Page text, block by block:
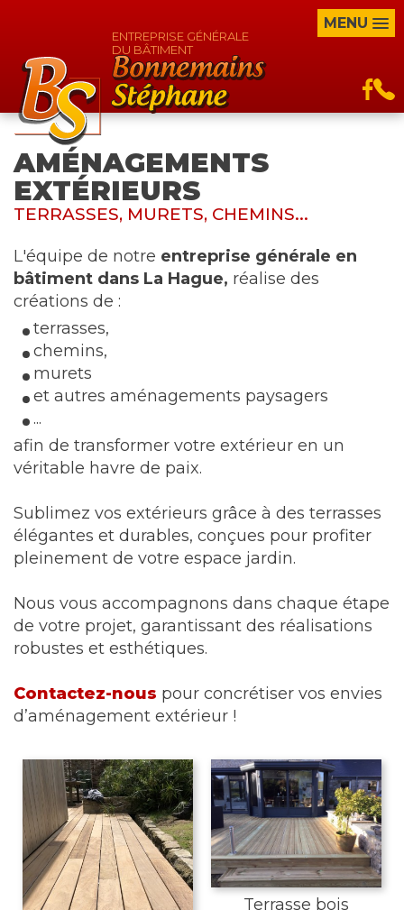
MENU
ENTREPRISE GÉNÉRALE
DU BÂTIMENT
AMÉNAGEMENTS
EXTÉRIEURS
TERRASSES, MURETS, CHEMINS...
L'équipe de notre entreprise générale en
bâtiment dans La Hague, réalise des
créations de :
terrasses,
chemins,
murets
et autres aménagements paysagers
...
afin de transformer votre extérieur en un
véritable havre de paix.
Sublimez vos extérieurs grâce à des terrasses
élégantes et durables, conçues pour profiter
pleinement de votre espace jardin.
Nous vous accompagnons dans chaque étape
de votre projet, garantissant des réalisations
robustes et esthétiques.
Contactez-nous pour concrétiser vos envies
d’aménagement extérieur !
Terrasse bois